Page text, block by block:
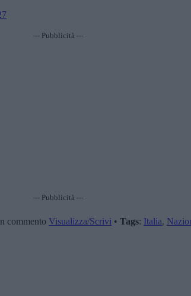
--- Pubblicità ---
--- Pubblicità ---
commento Visualizza/Scrivi • Tags: Italia,